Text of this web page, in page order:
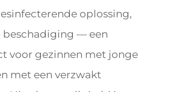
oplossing,
beschadiging — een
voor gezinnen met jonge
met een verzwakt